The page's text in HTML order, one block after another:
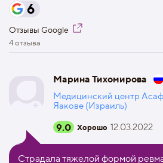
6
Отзывы Google
4 отзыва
Марина Тихомирова
Медицинский центр
Яакове (Израиль)
9.0 Хорошо 12.03.2022
Страдала тяжелой формой